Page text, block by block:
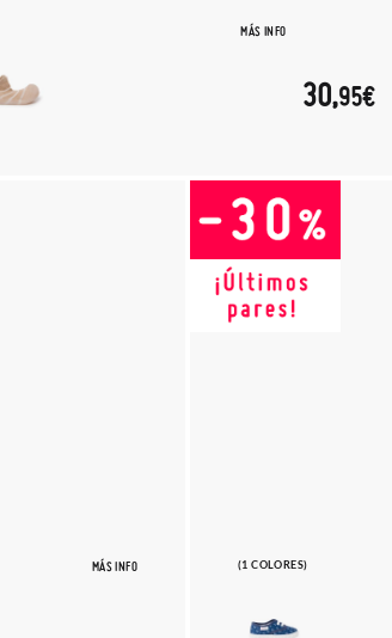
MÁS INFO
30,95€
MÁS INFO (1 COLORES)